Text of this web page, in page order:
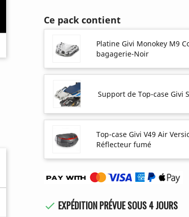
Ce pack contient
Platine Givi Monokey M9
bagagerie-Noir
Support de Top-case Givi
Top-case Givi V49 Air
Réflecteur fumé
 EXPÉDITION PRÉVUE SOUS 4 JOURS